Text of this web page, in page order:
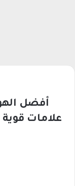
علامات